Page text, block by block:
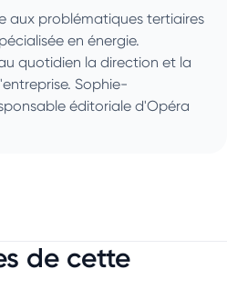
aux problématiques tertiaires
en énergie.
quotidien la direction et la
Sophie-
éditoriale d'Opéra
de cette